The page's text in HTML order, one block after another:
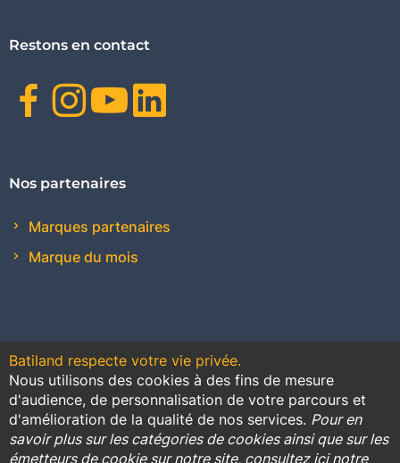
Restons en contact
Facebook
Instagram
Youtube
Nos partenaires
Marques partenaires
Marque du mois
Contact Conditions générales de vente
Promotions
Batiland respecte votre vie privée.
Nous utilisons des cookies à des fins de mesure
d'audience, de personnalisation de votre parcours et
d'amélioration de la qualité de nos services. Pour en
savoir plus sur les catégories de cookies ainsi que sur les
émetteurs de cookie sur notre site, consultez ici notre